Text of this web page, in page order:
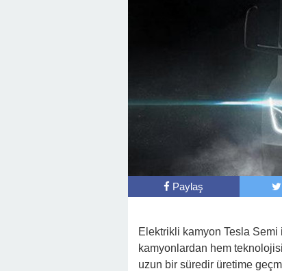
Paylaş
Elektrikli kamyon Tesla Semi
kamyonlardan hem teknolojisi
uzun bir süredir üretime